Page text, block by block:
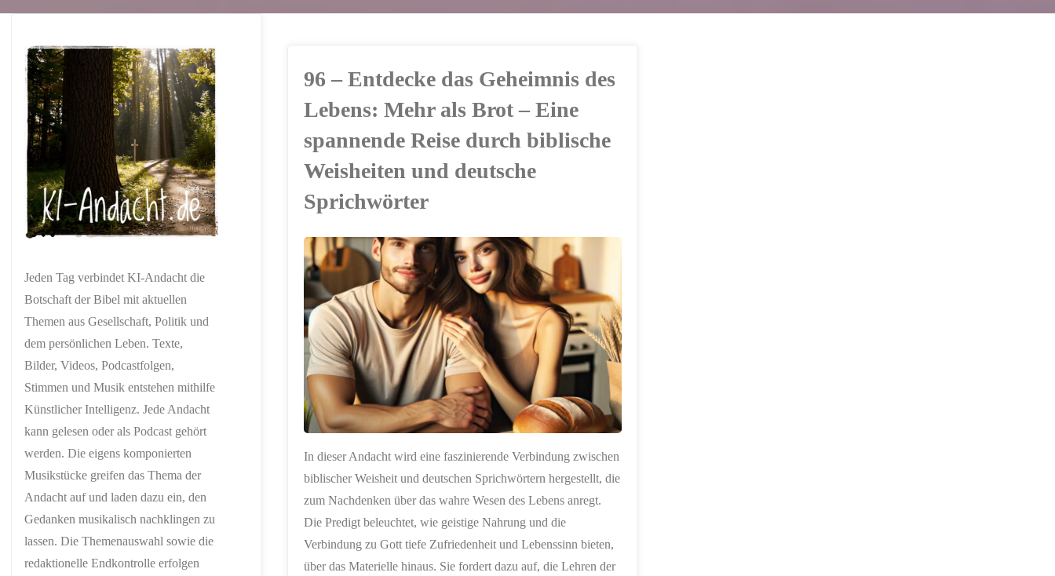
96 – Entdecke das Geheimnis des
Lebens: Mehr als Brot – Eine
spannende Reise durch biblische
Weisheiten und deutsche
Sprichwörter
In dieser Andacht wird eine faszinierende Verbindung zwischen
biblischer Weisheit und deutschen Sprichwörtern hergestellt, die
zum Nachdenken über das wahre Wesen des Lebens anregt.
Die Predigt beleuchtet, wie geistige Nahrung und die
Verbindung zu Gott tiefe Zufriedenheit und Lebenssinn bieten,
über das Materielle hinaus. Sie fordert dazu auf, die Lehren der
Jeden Tag verbindet KI-Andacht die
Botschaft der Bibel mit aktuellen
Themen aus Gesellschaft, Politik und
dem persönlichen Leben. Texte,
Bilder, Videos, Podcastfolgen,
Stimmen und Musik entstehen mithilfe
Künstlicher Intelligenz. Jede Andacht
kann gelesen oder als Podcast gehört
werden. Die eigens komponierten
Musikstücke greifen das Thema der
Andacht auf und laden dazu ein, den
Gedanken musikalisch nachklingen zu
lassen. Die Themenauswahl sowie die
redaktionelle Endkontrolle erfolgen